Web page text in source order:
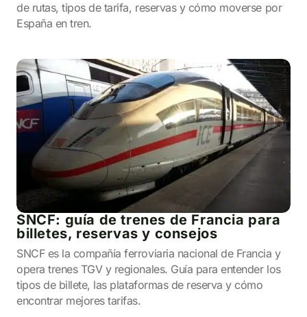
de rutas, tipos de tarifa, reservas y cómo moverse por
España en tren.
SNCF: guía de trenes de Francia para
billetes, reservas y consejos
SNCF es la compañía ferroviaria nacional de Francia y
opera trenes TGV y regionales. Guía para entender los
tipos de billete, las plataformas de reserva y cómo
encontrar mejores tarifas.